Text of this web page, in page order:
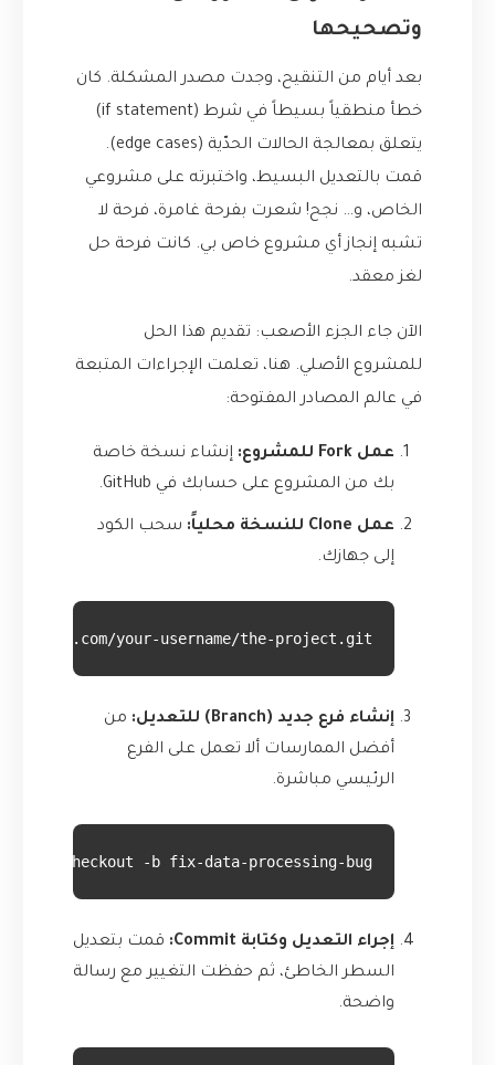
وتصحيحها
بعد أيام من التنقيح، وجدت مصدر المشكلة. كان
خطأ منطقياً بسيطاً في شرط (if statement)
يتعلق بمعالجة الحالات الحدّية (edge cases).
قمت بالتعديل البسيط، واختبرته على مشروعي
الخاص، و… نجح! شعرت بفرحة غامرة، فرحة لا
تشبه إنجاز أي مشروع خاص بي. كانت فرحة حل
لغز معقد.
الآن جاء الجزء الأصعب: تقديم هذا الحل
للمشروع الأصلي. هنا، تعلمت الإجراءات المتبعة
في عالم المصادر المفتوحة:
عمل Fork للمشروع:
إنشاء نسخة خاصة
بك من المشروع على حسابك في GitHub.
عمل Clone للنسخة محلياً:
سحب الكود
إلى جهازك.
your-username/the-project.git
إنشاء فرع جديد (Branch) للتعديل:
من
أفضل الممارسات ألا تعمل على الفرع
الرئيسي مباشرة.
git checkout -b fix-data-processing-bug
إجراء التعديل وكتابة Commit:
قمت بتعديل
السطر الخاطئ، ثم حفظت التغيير مع رسالة
واضحة.